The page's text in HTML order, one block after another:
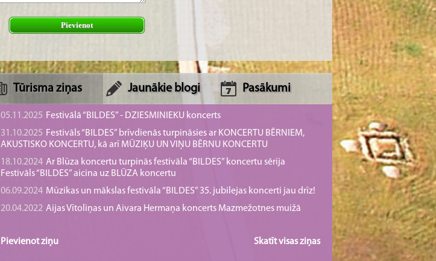
Pievienot
Tūrisma ziņas Jaunākie blogi Pasākumi
05.11.2025 Festivālā “BILDES” - DZIESMINIEKU koncerts
31.10.2025 Festivāls “BILDES” brīvdienās turpināsies ar KONCERTU BĒRNIEM,
AKUSTISKO KONCERTU, kā arī MŪZIĶU UN VIŅU BĒRNU KONCERTU
18.10.2024 Ar Blūza koncertu turpinās festivāla “BILDES” koncertu sērija
Festivāls “BILDES” aicina uz BLŪZA koncertu
06.09.2024 Mūzikas un mākslas festivāla “BILDES” 35. jubilejas koncerti jau drīz!
20.04.2022 Aijas Vītoliņas un Aivara Hermaņa koncerts Mazmežotnes muižā
Skatīt visas ziņas
Pievienot ziņu